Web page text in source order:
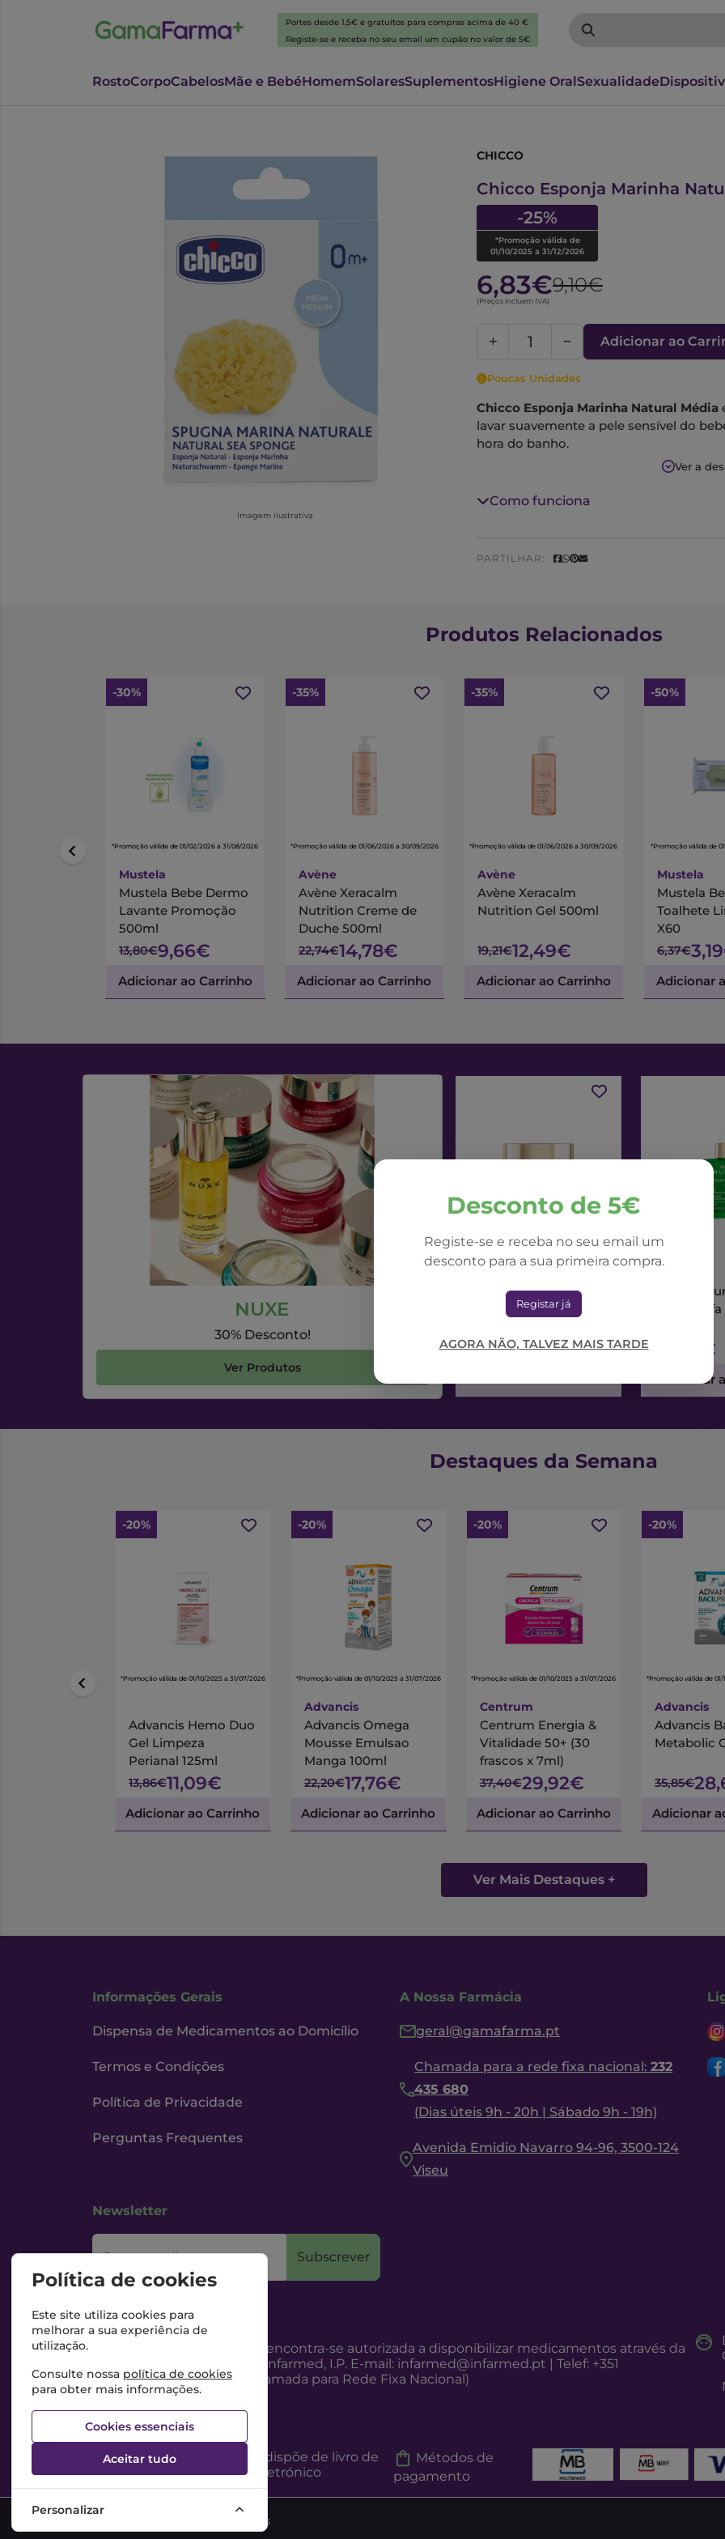
Portes desde 1,5€ e gratuitos para compras acima de 40 €
Registe-se e receba no seu email um cupão no valor de 5€
RostoCorpoCabelosMãe e BebéHomemSolaresSuplementosHigiene OralSexualidade
Imagem ilustrativa
CHICCO
Chicco Esponja Marinha
-25%
*Promoção válida de
01/10/2025 a 31/12/2026
6,83€9,10€
(Preços incluem IVA)
Adicionar ao
Poucas Unidades
Chicco Esponja Marinha Natural Média
lavar suavemente a pele sensível do
hora do banho.
Colhida em águas profundas, absorve
suavidade extrema.
- Garante uma suavidade natural nas
recém-nascido.
Ver a
Como funciona
PARTILHAR:
Desconto de 5€
Registe-se e receba no seu email um
desconto para a sua primeira compra.
Registar já
AGORA NÃO, TALVEZ MAIS TARDE
Produtos Relacionados
-30%
*Promoção válida de 01/02/2026 a 31/08/2026
Mustela
Mustela Bebe Dermo
Lavante Promoção
500ml
13,80€9,66€
Adicionar ao Carrinho
-35%
*Promoção válida de 01/06/2026 a 30/09/2026
Avène
Avène Xeracalm
Nutrition Creme de
Duche 500ml
22,74€14,78€
Adicionar ao Carrinho
-35%
*Promoção válida de 01/06/2026 a 30/09/2026
Avène
Avène Xeracalm
Nutrition Gel 500ml
19,21€12,49€
Adicionar ao Carrinho
-50%
*Promoção válida de
Mustela
Mustela
Toalhete
X60
6,37€
Adicionar
NUXE
30% Desconto!
Ver Produtos
NUXE
Nuxe Nuxuriance Ultra
Creme Dia Alfa 3R
71,42€
Nuxe
Sérum
73,56€
Adicionar
Destaques da Semana
-20%
*Promoção válida de 01/10/2025 a 31/07/2026
Advancis Hemo Duo
Gel Limpeza
Perianal 125ml
13,86€11,09€
Adicionar ao Carrinho
-20%
*Promoção válida de 01/10/2025 a 31/07/2026
Advancis
Advancis Omega
Mousse Emulsao
Manga 100ml
22,20€17,76€
Adicionar ao Carrinho
-20%
*Promoção válida de 01/10/2025 a 31/07/2026
Centrum
Centrum Energia &
Vitalidade 50+ (30
frascos x 7ml)
37,40€29,92€
Adicionar ao Carrinho
-20%
*Promoção válida de
Advancis
Advancis
Metabolic
35,85€
Adicionar
Ver Mais Destaques +
Informações Gerais
Dispensa de Medicamentos ao Domicílio
Termos e Condições
Política de Privacidade
Perguntas Frequentes
A Nossa Farmácia
geral@gamafarma.pt
Chamada para a rede fixa nacional: 232
435 680
(Dias úteis 9h - 20h | Sábado 9h - 19h)
Avenida Emidio Navarro 94-96, 3500-124
Viseu
Newsletter
O seu email Subscrever
Esta Farmácia encontra-se autorizada a disponibilizar medicamentos através da
Internet, pelo Infarmed, I.P. E-mail: infarmed@infarmed.pt | Telef: +351
217987100 (Chamada para Rede Fixa Nacional)
Esta Farmácia dispõe de livro de
reclamações eletrónico
Métodos de
pagamento
©2026 Todos os direitos reservados
Política de cookies
Este site utiliza cookies para
melhorar a sua experiência de
utilização.
Consulte nossa política de cookies
para obter mais informações.
Cookies essenciais
Aceitar tudo
Personalizar